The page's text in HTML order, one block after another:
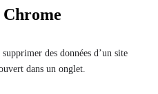
Chrome
des données d’un site
dans un onglet.